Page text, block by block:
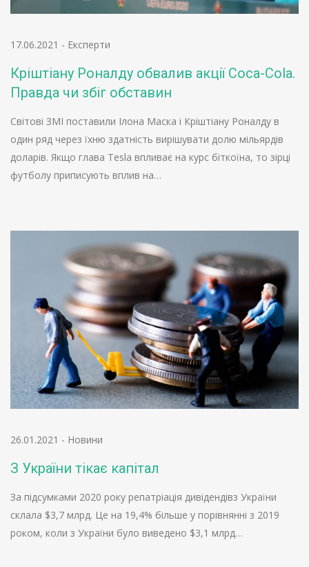
17.06.2021 - Експерти
Кріштіану Роналду обвалив акції Coca-Cola.
Правда чи збіг обставин
Світові ЗМІ поставили Ілона Маска і Кріштіану Роналду в
один ряд через їхню здатність вирішувати долю мільярдів
доларів. Якщо глава Tesla впливає на курс біткоїна, то зірці
футболу приписують вплив на…
26.01.2021 - Новини
З України тікає капітал
За підсумками 2020 року репатріація дивідендівз України
склала $3,7 млрд. Це на 19,4% більше у порівнянні з 2019
роком, коли з України було виведено $3,1 млрд…